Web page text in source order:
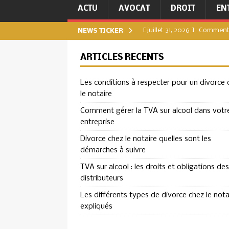
ACTU AVOCAT DROIT
NEWS TICKER [ juillet 31, 2026 ]
DIVORCE
[ juillet 23, 2026 ] TVA sur
Les
[ août 4, 2026 ] Les
ARTICLES RÉCENTS
Les conditions à respecter pour un divorce
le notaire
Comment gérer la TVA sur alcool dans
entreprise
Divorce chez le notaire quelles sont les
démarches à suivre
TVA sur alcool : les droits et obligations des
distributeurs
Les différents types de divorce chez le
expliqués